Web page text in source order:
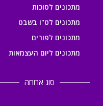
מתכונים לסוכות
מתכונים לט"ו בשבט
מתכונים לפורים
מתכונים ליום העצמאות
סוג ארוחה